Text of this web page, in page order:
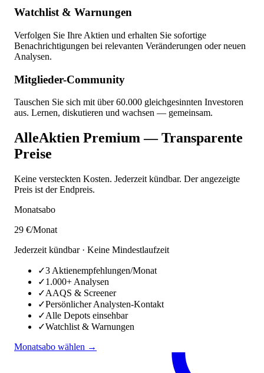
Watchlist & Warnungen
Verfolgen Sie Ihre Aktien und erhalten Sie sofortige
Benachrichtigungen bei relevanten Veränderungen oder neuen
Analysen.
Mitglieder-Community
Tauschen Sie sich mit über 60.000 gleichgesinnten Investoren
aus. Lernen, diskutieren und wachsen — gemeinsam.
AlleAktien Premium — Transparente
Preise
Keine versteckten Kosten. Jederzeit kündbar. Der angezeigte
Preis ist der Endpreis.
Monatsabo
29 €/Monat
Jederzeit kündbar · Keine Mindestlaufzeit
✓3 Aktienempfehlungen/Monat
✓1.000+ Analysen
✓AAQS & Screener
✓Persönlicher Analysten-Kontakt
✓Alle Depots einsehbar
✓Watchlist & Warnungen
Monatsabo wählen →